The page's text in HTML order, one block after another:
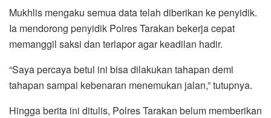
Mukhlis mengaku semua data telah diberikan ke penyidik.
Ia mendorong penyidik Polres Tarakan bekerja cepat
memanggil saksi dan terlapor agar keadilan hadir.
“Saya percaya betul ini bisa dilakukan tahapan demi
tahapan sampai kebenaran menemukan jalan,” tutupnya.
Hingga berita ini ditulis, Polres Tarakan belum memberikan